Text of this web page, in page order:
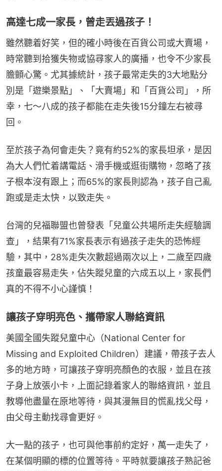
高達七成一家長，曾走丟過孩子！
雖然聽着好笑，但的確小時後在百貨公司或大賣場，
時常聽到拾獲失物或協尋家人的廣播，也令不少家長
膽顫心驚。尤其據統計，孩子最常走失的3大地點分
別是「遊樂景點」、「大賣場」和「百貨公司」，所
幸，七～八成的孩子都能在走失後15分鐘左右被尋
回。
至於孩子為何會走失？竟有約52%的家長坦承，是因
為大人們忙着講電話、滑手機或逛街購物，忽略了孩
子根本沒有跟上；而65%的家長則認為，孩子自己亂
跑或是走太快，以致走失。
台灣的兒福聯盟也曾發表「兒童公共場所走失經驗調
查」，結果有71%家長表示有過孩子走失的恐怖經
驗，其中，28%走失次數超過兩次以上，二歲至四歲
孩童最容易走失，佔失蹤兒童的六成五以上，家長們
真的不得不小心謹慎！
讓孩子穿明亮色、攜帶家人聯絡資訊
美國全國失蹤兒童中心（National Center for
Missing and Exploited Children）建議，帶孩子去人
多的地方時，可讓孩子穿明亮顏色的衣服，並且在孩
子身上放張小卡，上面記錄着家人的聯絡資訊，並且
教導他盡量在原地等待，與其漫無目的慌亂找父母，
由父母主動找尋會更好。
大一點的孩子，也可與他事前約定好，萬一走失了，
在某個明顯的標的位置等待。平時就要讓孩子熟記爸